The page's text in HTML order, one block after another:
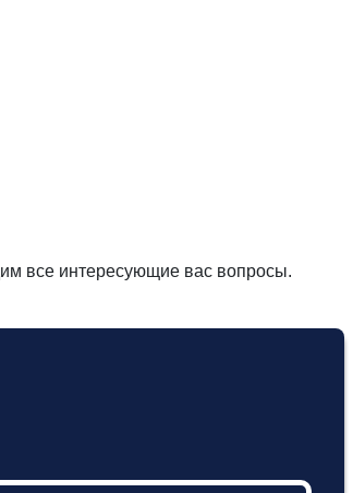
все интересующие вас вопросы.